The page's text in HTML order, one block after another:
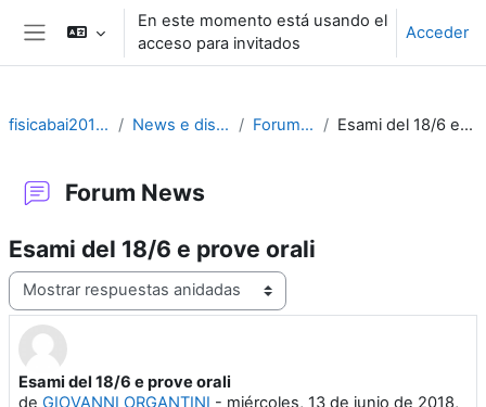
Salta al contenido principal
Panel lateral
En este momento está usando el
acceso para invitados
Acceder
fisicabai2012-2020 News e discussioni Forum News Esami del 18/6 e prove orali
Forum News
Esami del 18/6 e prove orali
Mostrar modo
Esami del 18/6 e prove orali
de GIOVANNI ORGANTINI - miércoles, 13 de junio de 2018,
Número de respuestas: 0